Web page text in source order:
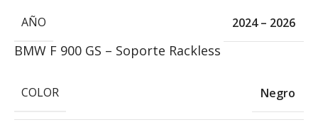
AÑO 2024 – 2026
BMW F 900 GS – Soporte Rackless
COLOR Negro